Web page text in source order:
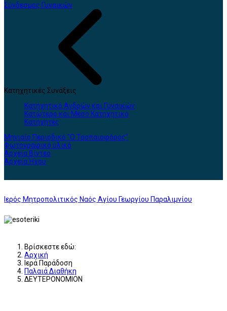
Σύνδεσμος Γυναικών
Κατηχητικές Συνάξεις
Κατηχητικό Ανδρών και Γυναικών
Κατώτερο και Μέσο Κατηχητικό
Κατηχητές
Μηνιαίο Περιοδικό "Ο Τροπαιοφόρος"
Φωτογραφικό υλικό
Αρχεία Βίντεο
Αρχεία Ήχου
Ιερός Μητροπολιτικός Ναός Αγίου Γεωργίου Παραλιμνίου
Βρίσκεστε εδώ:
Αρχική
Ιερά Παράδοση
Παλαιά Διαθήκη
ΔΕΥΤΕΡΟΝΟΜΙΟΝ